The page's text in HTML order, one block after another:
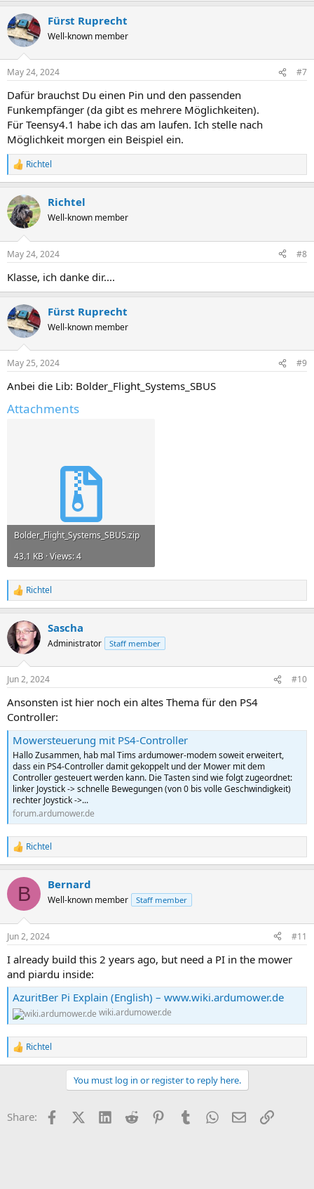
Fürst Ruprecht
Well-known member
May 24, 2024 #7
Dafür brauchst Du einen Pin und den passenden
Funkempfänger (da gibt es mehrere Möglichkeiten).
Für Teensy4.1 habe ich das am laufen. Ich stelle nach
Möglichkeit morgen ein Beispiel ein.
R
e
c
t
i
s
Richtel
Richtel
Well-known member
May 24, 2024 #8
Klasse, ich danke dir....
Fürst Ruprecht
Well-known member
May 25, 2024 #9
Anbei die Lib: Bolder_Flight_Systems_SBUS
Attachments
Bolder_Flight_Systems_SBUS.zip
43.1 KB · Views: 4
R
e
c
t
i
s
Richtel
Sascha
Administrator Staff member
Jun 2, 2024 #10
Ansonsten ist hier noch ein altes Thema für den PS4
Controller:
Mowersteuerung mit PS4-Controller
Hallo Zusammen, hab mal Tims ardumower-modem soweit erweitert,
dass ein PS4-Controller damit gekoppelt und der Mower mit dem
Controller gesteuert werden kann. Die Tasten sind wie folgt zugeordnet:
linker Joystick -> schnelle Bewegungen (von 0 bis volle Geschwindigkeit)
rechter Joystick ->...
forum.ardumower.de
R
e
c
i
s
Richtel
B Bernard
Well-known member Staff member
Jun 2, 2024 #11
I already build this 2 years ago, but need a PI in the mower
and piardu inside:
AzuritBer Pi Explain (English) – www.wiki.ardumower.de
wiki.ardumower.de
R
e
o
Richtel
You must log in or register to reply here.
Share: FacebookX (Twitter)
LinkedInReddit PinterestTumblrWhatsApp
EmailLink